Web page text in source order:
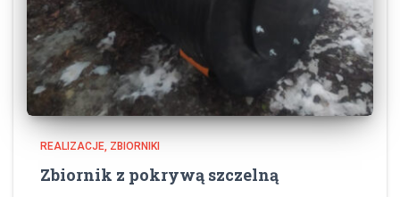
REALIZACJE ZBIORNIKI
Zbiornik z pokrywą szczelną